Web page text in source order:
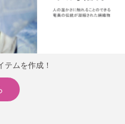
テムを作成！